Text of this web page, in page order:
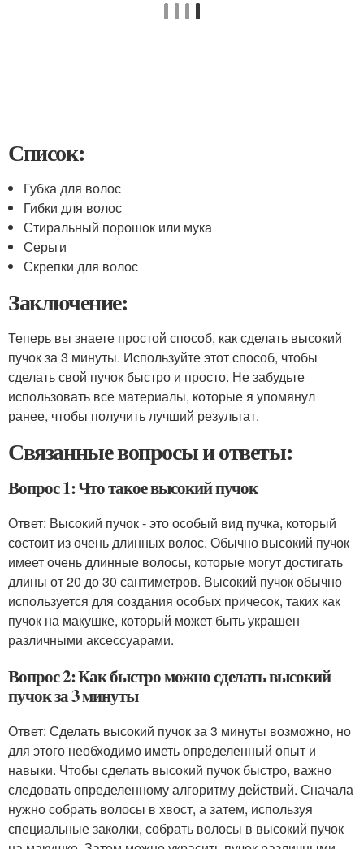
Список:
Губка для волос
Гибки для волос
Стиральный порошок или мука
Серьги
Скрепки для волос
Заключение:
Теперь вы знаете простой способ, как сделать высокий
пучок за 3 минуты. Используйте этот способ, чтобы
сделать свой пучок быстро и просто. Не забудьте
использовать все материалы, которые я упомянул
ранее, чтобы получить лучший результат.
Связанные вопросы и ответы:
Вопрос 1: Что такое высокий пучок
Ответ: Высокий пучок - это особый вид пучка, который
состоит из очень длинных волос. Обычно высокий пучок
имеет очень длинные волосы, которые могут достигать
длины от 20 до 30 сантиметров. Высокий пучок обычно
используется для создания особых причесок, таких как
пучок на макушке, который может быть украшен
различными аксессуарами.
Вопрос 2: Как быстро можно сделать высокий
пучок за 3 минуты
Ответ: Сделать высокий пучок за 3 минуты возможно, но
для этого необходимо иметь определенный опыт и
навыки. Чтобы сделать высокий пучок быстро, важно
следовать определенному алгоритму действий. Сначала
нужно собрать волосы в хвост, а затем, используя
специальные заколки, собрать волосы в высокий пучок